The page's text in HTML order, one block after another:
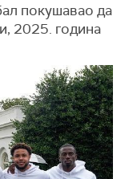
покушавао да
2025. година